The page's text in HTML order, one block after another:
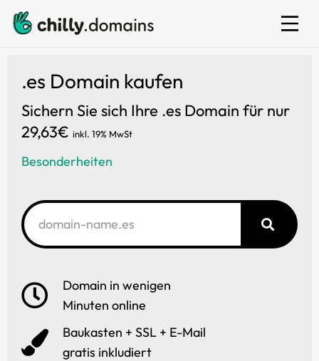
.es Domain kaufen
Sichern Sie sich Ihre .es Domain für nur
29,63€ inkl. 19% MwSt
Besonderheiten
Domain in wenigen
Minuten online
Baukasten + SSL + E-Mail
gratis inkludiert